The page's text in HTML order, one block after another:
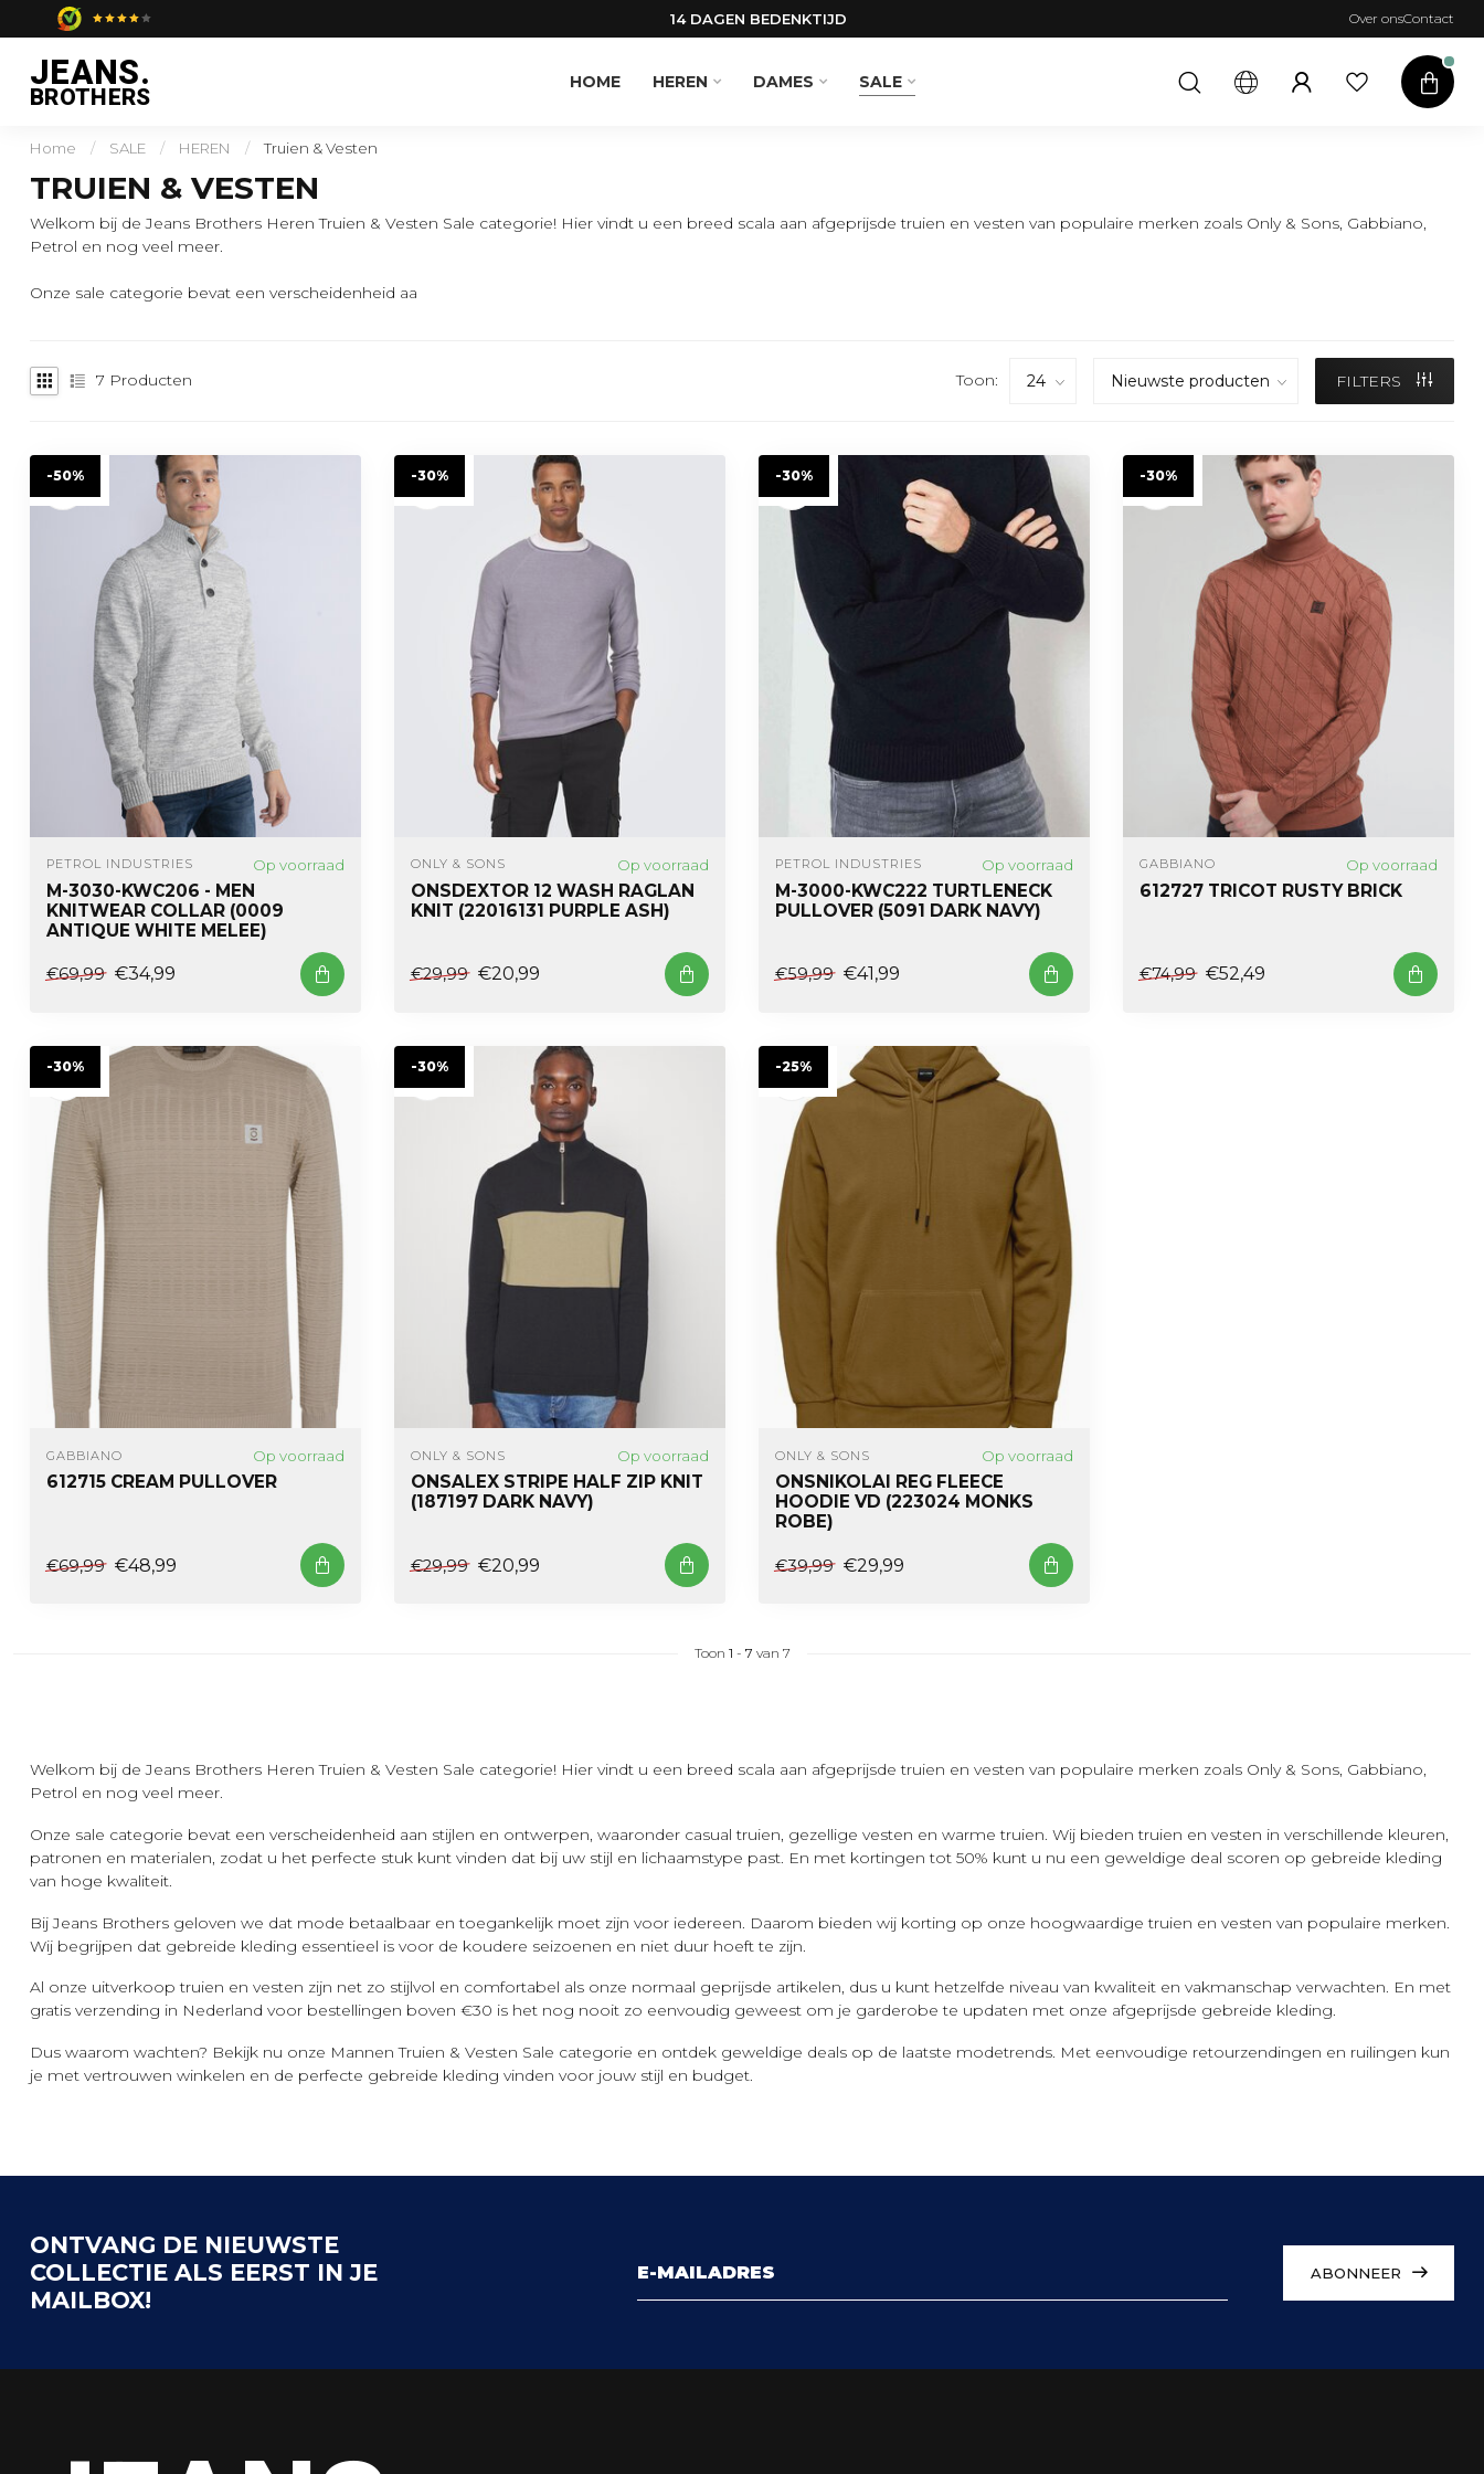
14 DAGEN BEDENKTIJD Over onsContact
JEANS.
BROTHERS HOME HEREN DAMES SALE
Home / SALE / HEREN / Truien & Vesten
TRUIEN & VESTEN
Welkom bij de Jeans Brothers Heren Truien & Vesten Sale categorie! Hier vindt u een breed scala aan afgeprijsde truien en vesten van populaire merken zoals Only & Sons, Gabbiano,
Petrol en nog veel meer.
Onze sale categorie bevat een verscheidenheid aa
7 Producten Toon: FILTERS
-50%
PETROL INDUSTRIES Op voorraad
M-3030-KWC206 - MEN
KNITWEAR COLLAR (0009
ANTIQUE WHITE MELEE)
€69,99 €34,99
-30%
ONLY & SONS Op voorraad
ONSDEXTOR 12 WASH RAGLAN
KNIT (22016131 PURPLE ASH)
€29,99 €20,99
-30%
PETROL INDUSTRIES Op voorraad
M-3000-KWC222 TURTLENECK
PULLOVER (5091 DARK NAVY)
€59,99 €41,99
-30%
GABBIANO Op voorraad
612727 TRICOT RUSTY BRICK
€74,99 €52,49
-30%
GABBIANO Op voorraad
612715 CREAM PULLOVER
€69,99 €48,99
-30%
ONLY & SONS Op voorraad
ONSALEX STRIPE HALF ZIP KNIT
(187197 DARK NAVY)
€29,99 €20,99
-25%
ONLY & SONS Op voorraad
ONSNIKOLAI REG FLEECE
HOODIE VD (223024 MONKS
ROBE)
€39,99 €29,99
Toon 1 - 7 van 7
Welkom bij de Jeans Brothers Heren Truien & Vesten Sale categorie! Hier vindt u een breed scala aan afgeprijsde truien en vesten van populaire merken zoals Only & Sons, Gabbiano,
Petrol en nog veel meer.
Onze sale categorie bevat een verscheidenheid aan stijlen en ontwerpen, waaronder casual truien, gezellige vesten en warme truien. Wij bieden truien en vesten in verschillende kleuren,
patronen en materialen, zodat u het perfecte stuk kunt vinden dat bij uw stijl en lichaamstype past. En met kortingen tot 50% kunt u nu een geweldige deal scoren op gebreide kleding
van hoge kwaliteit.
Bij Jeans Brothers geloven we dat mode betaalbaar en toegankelijk moet zijn voor iedereen. Daarom bieden wij korting op onze hoogwaardige truien en vesten van populaire merken.
Wij begrijpen dat gebreide kleding essentieel is voor de koudere seizoenen en niet duur hoeft te zijn.
Al onze uitverkoop truien en vesten zijn net zo stijlvol en comfortabel als onze normaal geprijsde artikelen, dus u kunt hetzelfde niveau van kwaliteit en vakmanschap verwachten. En met
gratis verzending in Nederland voor bestellingen boven €30 is het nog nooit zo eenvoudig geweest om je garderobe te updaten met onze afgeprijsde gebreide kleding.
Dus waarom wachten? Bekijk nu onze Mannen Truien & Vesten Sale categorie en ontdek geweldige deals op de laatste modetrends. Met eenvoudige retourzendingen en ruilingen kun
je met vertrouwen winkelen en de perfecte gebreide kleding vinden voor jouw stijl en budget.
ONTVANG DE NIEUWSTE
COLLECTIE ALS EERST IN JE
MAILBOX!
ABONNEER